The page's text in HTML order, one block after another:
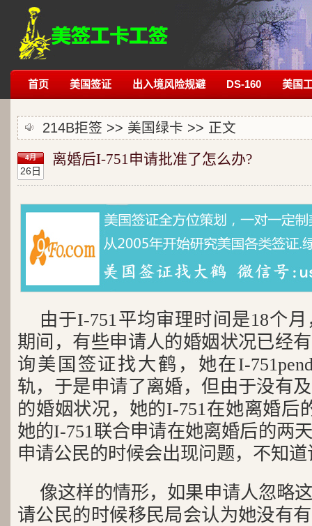
首页 美国签证 出入境风险规避 DS-160 美国
214B拒签 >> 美国绿卡 >> 正文
4月
26日
离婚后I-751申请批准了怎么办?
由于I-751平均审理时间是18个
期间，有些申请人的婚姻状况已经
询美国签证找大鹤，她在I-
轨，于是申请了离婚，但由于没有
的婚姻状况，她的I-751在她离婚后
她的I-751联合申请在她离婚后的两
申请公民的时候会出现问题，不知
像这样的情形，如果申请人忽略
请公民的时候移民局会认为她没有